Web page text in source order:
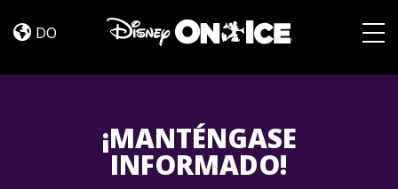
Trip
DO
¡MANTÉNGASE
INFORMADO!